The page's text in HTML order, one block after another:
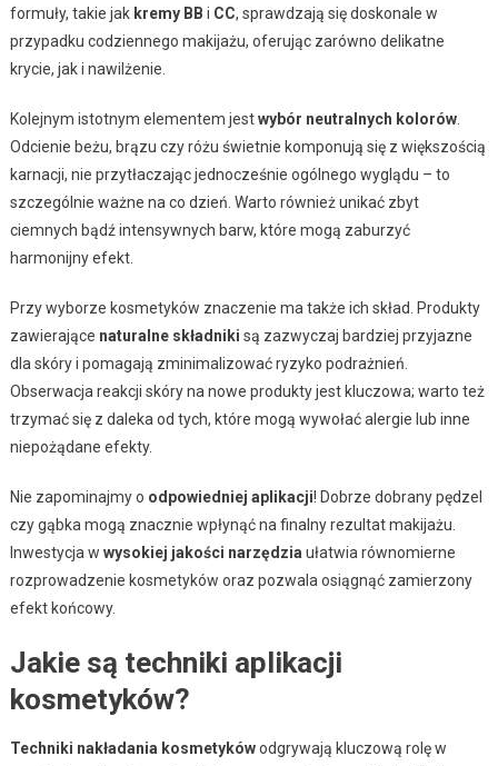
formuły, takie jak kremy BB i CC, sprawdzają się doskonale w
przypadku codziennego makijażu, oferując zarówno delikatne
krycie, jak i nawilżenie.
Kolejnym istotnym elementem jestwybór neutralnych kolorów.
Odcienie beżu, brązu czy różu świetnie komponują się z większością
karnacji, nie przytłaczając jednocześnie ogólnego wyglądu – to
szczególnie ważne na co dzień. Warto również unikać zbyt
ciemnych bądź intensywnych barw, które mogą zaburzyć
harmonijny efekt.
Przy wyborze kosmetyków znaczenie ma także ich skład. Produkty
zawierające naturalne składniki są zazwyczaj bardziej przyjazne
dla skóry i pomagają zminimalizować ryzyko podrażnień.
Obserwacja reakcji skóry na nowe produkty jest kluczowa; warto też
trzymać się z daleka od tych, które mogą wywołać alergie lub inne
niepożądane efekty.
Nie zapominajmy o odpowiedniej aplikacji! Dobrze dobrany pędzel
czy gąbka mogą znacznie wpłynąć na finalny rezultat makijażu.
Inwestycja w wysokiej jakości narzędzia ułatwia równomierne
rozprowadzenie kosmetyków oraz pozwala osiągnąć zamierzony
efekt końcowy.
Jakie są techniki aplikacji
kosmetyków?
Techniki nakładania kosmetykówodgrywają kluczową rolę w